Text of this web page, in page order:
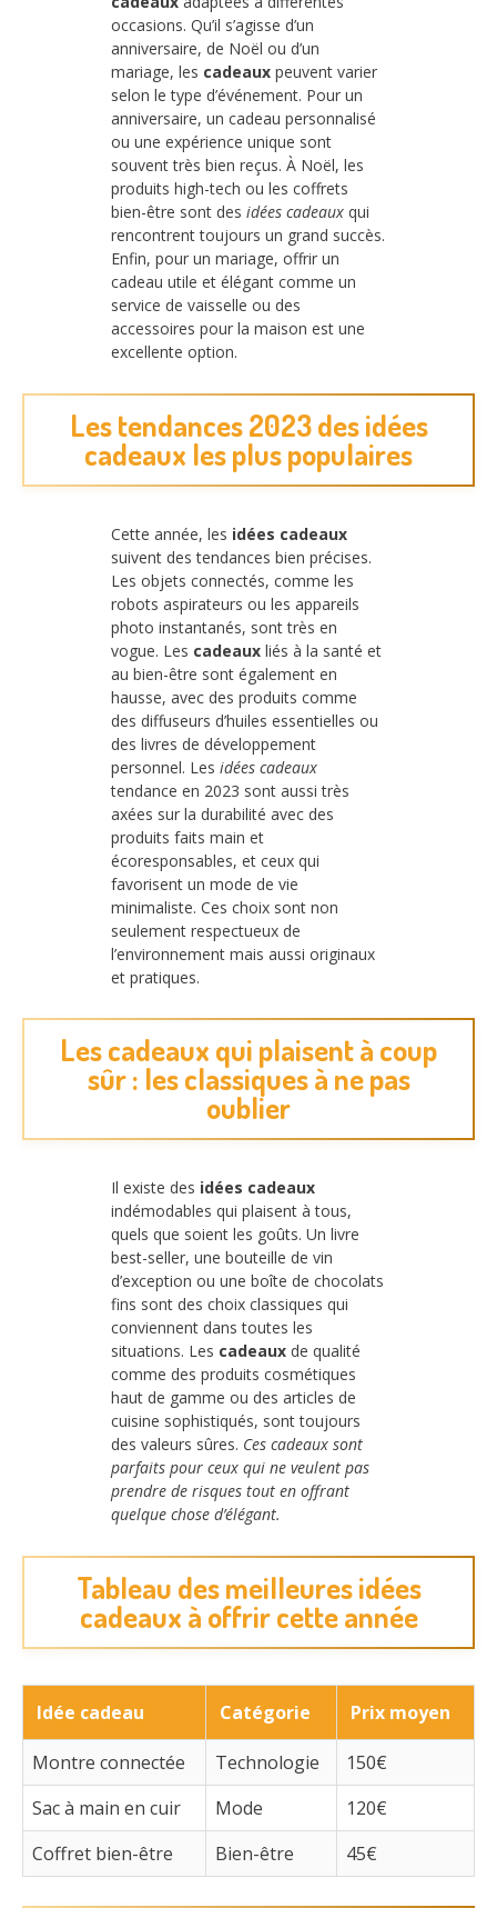
occasions. Qu’il s’agisse d’un
anniversaire, de Noël ou d’un
mariage, les cadeaux peuvent varier
selon le type d’événement. Pour un
anniversaire, un cadeau personnalisé
ou une expérience unique sont
souvent très bien reçus. À Noël, les
produits high-tech ou les coffrets
bien-être sont des idées cadeaux qui
rencontrent toujours un grand succès.
Enfin, pour un mariage, offrir un
cadeau utile et élégant comme un
service de vaisselle ou des
accessoires pour la maison est une
excellente option.
Les tendances 2023 des idées
cadeaux les plus populaires
Cette année, les idées cadeaux
suivent des tendances bien précises.
Les objets connectés, comme les
robots aspirateurs ou les appareils
photo instantanés, sont très en
vogue. Les cadeaux liés à la santé et
au bien-être sont également en
hausse, avec des produits comme
des diffuseurs d’huiles essentielles ou
des livres de développement
personnel. Les idées cadeaux
tendance en 2023 sont aussi très
axées sur la durabilité avec des
produits faits main et
écoresponsables, et ceux qui
favorisent un mode de vie
minimaliste. Ces choix sont non
seulement respectueux de
l’environnement mais aussi originaux
et pratiques.
Les cadeaux qui plaisent à coup
sûr : les classiques à ne pas
oublier
Il existe des idées cadeaux
indémodables qui plaisent à tous,
quels que soient les goûts. Un livre
best-seller, une bouteille de vin
d’exception ou une boîte de chocolats
fins sont des choix classiques qui
conviennent dans toutes les
situations. Les cadeaux de qualité
comme des produits cosmétiques
haut de gamme ou des articles de
cuisine sophistiqués, sont toujours
des valeurs sûres. Ces cadeaux sont
parfaits pour ceux qui ne veulent pas
prendre de risques tout en offrant
quelque chose d’élégant.
Tableau des meilleures idées
cadeaux à offrir cette année
Idée cadeau Catégorie Prix moyen
Montre connectée Technologie
150€
Sac à main en cuir
Mode
120€
Coffret bien-être
Bien-être 45€